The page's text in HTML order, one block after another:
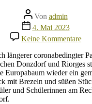
Beitragsautor
Von admin
Veröffentlichungsdatum
4. Mai 2023
Keine Kommentarezu
am
im
längerer coronabedingter
Donzdorf und Riorges
Europabaum wieder ein
mit Brezeln und süßen
und Schülerinnen am